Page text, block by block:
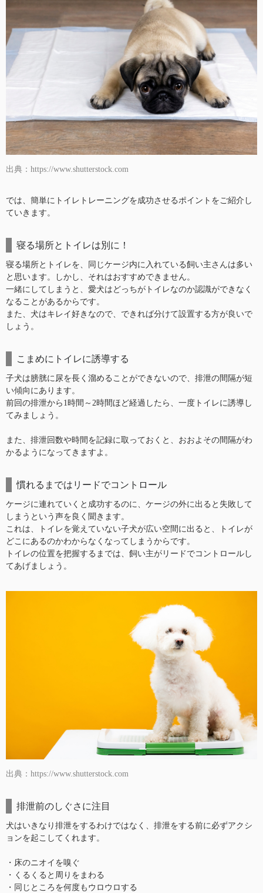
出典：https://www.shutterstock.com
では、簡単にトイレトレーニングを成功させるポイントをご紹介し
ていきます。
寝る場所とトイレは別に！
寝る場所とトイレを、同じケージ内に入れている飼い主さんは多い
と思います。しかし、それはおすすめできません。
一緒にしてしまうと、愛犬はどっちがトイレなのか認識ができなく
なることがあるからです。
また、犬はキレイ好きなので、できれば分けて設置する方が良いで
しょう。
こまめにトイレに誘導する
子犬は膀胱に尿を長く溜めることができないので、排泄の間隔が短
い傾向にあります。
前回の排泄から1時間～2時間ほど経過したら、一度トイレに誘導し
てみましょう。
また、排泄回数や時間を記録に取っておくと、おおよその間隔がわ
かるようになってきますよ。
慣れるまではリードでコントロール
ケージに連れていくと成功するのに、ケージの外に出ると失敗して
しまうという声を良く聞きます。
これは、トイレを覚えていない子犬が広い空間に出ると、トイレが
どこにあるのかわからなくなってしまうからです。
トイレの位置を把握するまでは、飼い主がリードでコントロールし
てあげましょう。
出典：https://www.shutterstock.com
排泄前のしぐさに注目
犬はいきなり排泄をするわけではなく、排泄をする前に必ずアクシ
ョンを起こしてくれます。
・床のニオイを嗅ぐ
・くるくると周りをまわる
・同じところを何度もウロウロする